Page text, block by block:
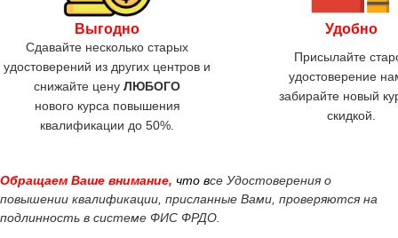
Выгодно Удобно
Сдавайте несколько старых
удостоверений из других центров и
снижайте цену ЛЮБОГО
нового курса повышения
квалификации до 50%.
Присылайте
удостоверение
забирайте новый
скидкой.
Обращаем Ваше внимание, что все Удостоверения о
повышении квалификации, присланные Вами, проверяются на
подлинность в системе ФИС ФРДО.